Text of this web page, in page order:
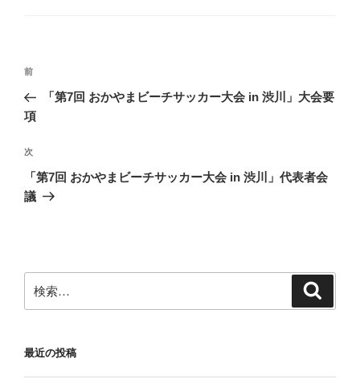
投
ナ
ゲ
ー
シ
前
の
投
前
「第7回 おかやまビーチサッカー大会 in 渋川」大会要
項
次
の
投
次
「第7回 おかやまビーチサッカー大会 in 渋川」代表者会
議
索:
最近の投稿